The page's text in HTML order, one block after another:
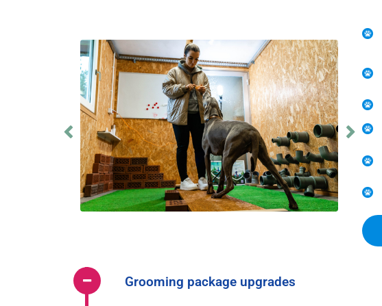
Grooming package upgrades